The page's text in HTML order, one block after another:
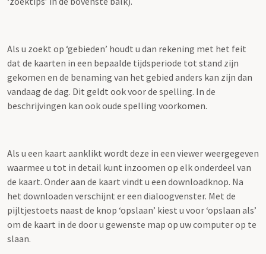
Als u zoekt op ‘gebieden’ houdt u dan rekening met het feit
dat de kaarten in een bepaalde tijdsperiode tot stand zijn
gekomen en de benaming van het gebied anders kan zijn dan
vandaag de dag. Dit geldt ook voor de spelling. In de
beschrijvingen kan ook oude spelling voorkomen.
Als u een kaart aanklikt wordt deze in een viewer weergegeven
waarmee u tot in detail kunt inzoomen op elk onderdeel van
de kaart. Onder aan de kaart vindt u een downloadknop. Na
het downloaden verschijnt er een dialoogvenster. Met de
pijltjestoets naast de knop ‘opslaan’ kiest u voor ‘opslaan als’
om de kaart in de door u gewenste map op uw computer op te
slaan.